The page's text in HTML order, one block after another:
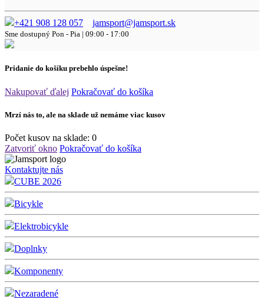
+421 908 128 057 jamsport@jamsport.sk
Sme dostupný Pon - Pia | 09:00 - 17:00
Pridanie do košíku prebehlo úspešne!
Nakupovať ďalej Pokračovať do košíka
Mrzí nás to, ale na sklade už nemáme viac kusov
Počet kusov na sklade: 0
Zatvoriť okno Pokračovať do košíka
Kontaktujte nás
CUBE 2026
Bicykle
Elektrobicykle
Doplnky
Komponenty
Nezaradené